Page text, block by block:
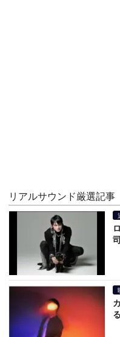
リアルサウンド厳選記事
司
る